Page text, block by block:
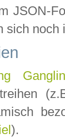
JSON-
sich noch
).